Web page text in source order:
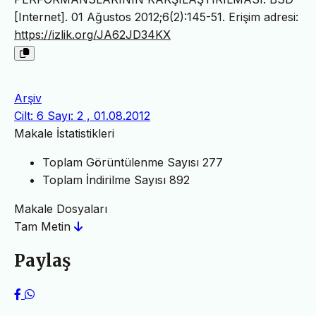
[Internet]. 01 Ağustos 2012;6(2):145-51. Erişim adresi:
https://izlik.org/JA62JD34KX
Arşiv
Cilt: 6 Sayı: 2 , 01.08.2012
Makale İstatistikleri
Toplam Görüntülenme Sayısı 277
Toplam İndirilme Sayısı 892
Makale Dosyaları
Tam Metin
Paylaş